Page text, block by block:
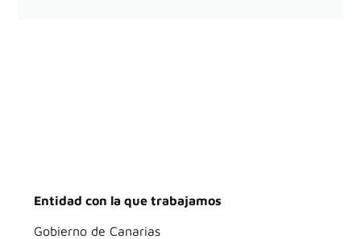
Entidad con la que trabajamos
Gobierno de Canarias